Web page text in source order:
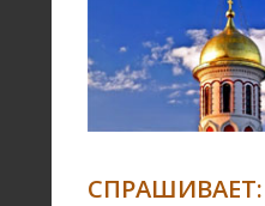
СПРАШИВАЕТ: